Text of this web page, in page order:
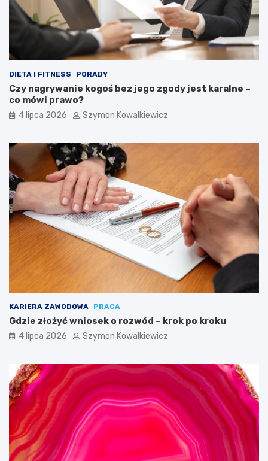
DIETA I FITNESS PORADY
Czy nagrywanie kogoś bez jego zgody jest karalne –
co mówi prawo?
4 lipca 2026 Szymon Kowalkiewicz
KARIERA ZAWODOWA PRACA
Gdzie złożyć wniosek o rozwód – krok po kroku
4 lipca 2026 Szymon Kowalkiewicz